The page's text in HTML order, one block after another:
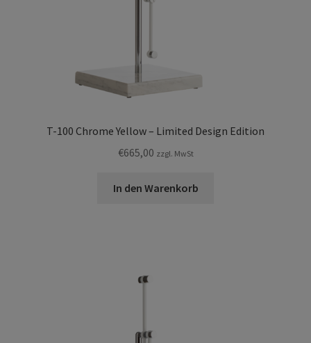
T-100 Chrome Yellow – Limited Design Edition
€665,00 zzgl. MwSt
In den Warenkorb